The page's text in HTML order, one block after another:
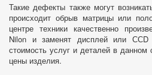
Такие дефекты также могут
происходит обрыв матрицы или
центре техники качественно
Nilon и заменят дисплей или
стоимость услуг и деталей в данном
цены изделия.